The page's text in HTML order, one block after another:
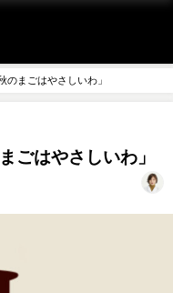
のまごはやさしいわ」
ごはやさしいわ」